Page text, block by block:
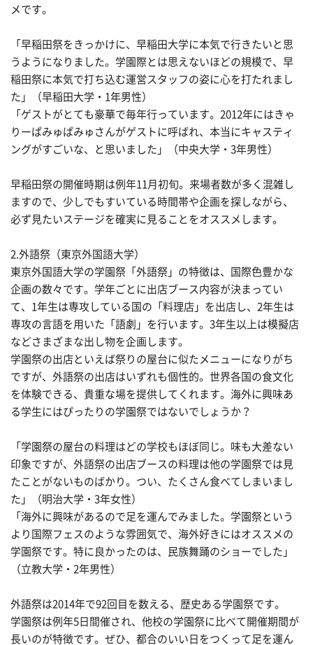
メです。
「早稲田祭をきっかけに、早稲田大学に本気で行きたいと思
うようになりました。学園際とは思えないほどの規模で、早
稲田祭に本気で打ち込む運営スタッフの姿に心を打たれまし
た」（早稲田大学・1年男性）
「ゲストがとても豪華で毎年行っています。2012年にはきゃ
りーぱみゅぱみゅさんがゲストに呼ばれ、本当にキャスティ
ングがすごいな、と思いました」（中央大学・3年男性）
早稲田祭の開催時期は例年11月初旬。来場者数が多く混雑し
ますので、少しでもすいている時間帯や企画を探しながら、
必ず見たいステージを確実に見ることをオススメします。
2.外語祭（東京外国語大学）
東京外国語大学の学園祭「外語祭」の特徴は、国際色豊かな
企画の数々です。学年ごとに出店ブース内容が決まってい
て、1年生は専攻している国の「料理店」を出店し、2年生は
専攻の言語を用いた「語劇」を行います。3年生以上は模擬店
などさまざまな出し物を企画します。
学園祭の出店といえば祭りの屋台に似たメニューになりがち
ですが、外語祭の出店はいずれも個性的。世界各国の食文化
を体験できる、貴重な場を提供してくれます。海外に興味あ
る学生にはぴったりの学園祭ではないでしょうか？
「学園祭の屋台の料理はどの学校もほぼ同じ。味も大差ない
印象ですが、外語祭の出店ブースの料理は他の学園祭では見
たことがないものばかり。つい、たくさん食べてしまいまし
た」（明治大学・3年女性）
「海外に興味があるので足を運んでみました。学園祭という
より国際フェスのような雰囲気で、海外好きにはオススメの
学園祭です。特に良かったのは、民族舞踊のショーでした」
（立教大学・2年男性）
外語祭は2014年で92回目を数える、歴史ある学園祭です。
学園祭は例年5日間催され、他校の学園祭に比べて開催期間が
長いのが特徴です。ぜひ、都合のいい日をつくって足を運ん